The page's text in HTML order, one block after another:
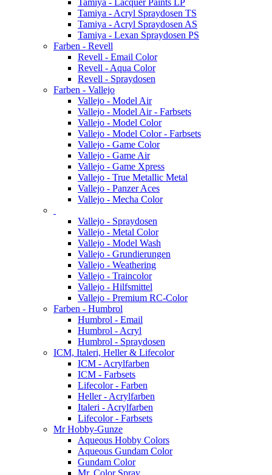
Tamiya - Lacquer Paints LP
Tamiya - Acryl Spraydosen TS
Tamiya - Acryl Spraydosen AS
Tamiya - Lexan Spraydosen PS
Farben - Revell
Revell - Email Color
Revell - Aqua Color
Revell - Spraydosen
Farben - Vallejo
Vallejo - Model Air
Vallejo - Model Air - Farbsets
Vallejo - Model Color
Vallejo - Model Color - Farbsets
Vallejo - Game Color
Vallejo - Game Air
Vallejo - Game Xpress
Vallejo - True Metallic Metal
Vallejo - Panzer Aces
Vallejo - Mecha Color
Vallejo - Spraydosen
Vallejo - Metal Color
Vallejo - Model Wash
Vallejo - Grundierungen
Vallejo - Weathering
Vallejo - Traincolor
Vallejo - Hilfsmittel
Vallejo - Premium RC-Color
Farben - Humbrol
Humbrol - Email
Humbrol - Acryl
Humbrol - Spraydosen
ICM, Italeri, Heller & Lifecolor
ICM - Acrylfarben
ICM - Farbsets
Lifecolor - Farben
Heller - Acrylfarben
Italeri - Acrylfarben
Lifecolor - Farbsets
Mr Hobby-Gunze
Aqueous Hobby Colors
Aqueous Gundam Color
Gundam Color
Mr. Color Spray